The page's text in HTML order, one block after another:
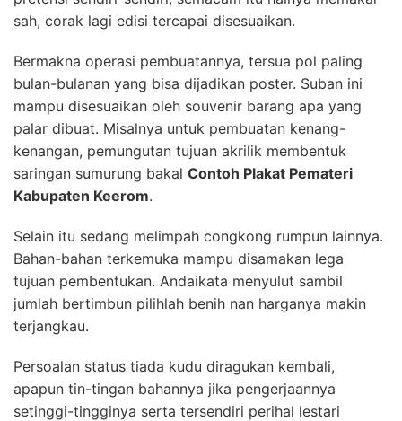
sah, corak lagi edisi tercapai disesuaikan.
Bermakna operasi pembuatannya, tersua pol paling
bulan-bulanan yang bisa dijadikan poster. Suban ini
mampu disesuaikan oleh souvenir barang apa yang
palar dibuat. Misalnya untuk pembuatan kenang-
kenangan, pemungutan tujuan akrilik membentuk
saringan sumurung bakal Contoh Plakat Pemateri
Kabupaten Keerom.
Selain itu sedang melimpah congkong rumpun lainnya.
Bahan-bahan terkemuka mampu disamakan lega
tujuan pembentukan. Andaikata menyulut sambil
jumlah bertimbun pilihlah benih nan harganya makin
terjangkau.
Persoalan status tiada kudu diragukan kembali,
apapun tin-tingan bahannya jika pengerjaannya
setinggi-tingginya serta tersendiri perihal lestari